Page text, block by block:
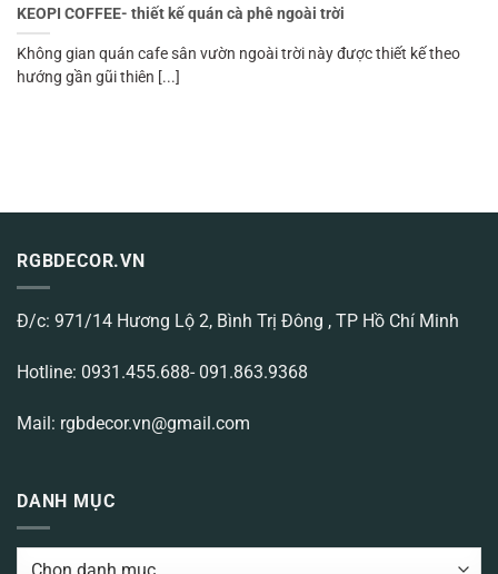
KEOPI COFFEE- thiết kế quán cà phê ngoài trời
Không gian quán cafe sân vườn ngoài trời này được thiết kế theo
hướng gần gũi thiên [...]
RGBDECOR.VN
Đ/c: 971/14 Hương Lộ 2, Bình Trị Đông , TP Hồ Chí Minh
Hotline: 0931.455.688- 091.863.9368
Mail: rgbdecor.vn@gmail.com
DANH MỤC
DANH